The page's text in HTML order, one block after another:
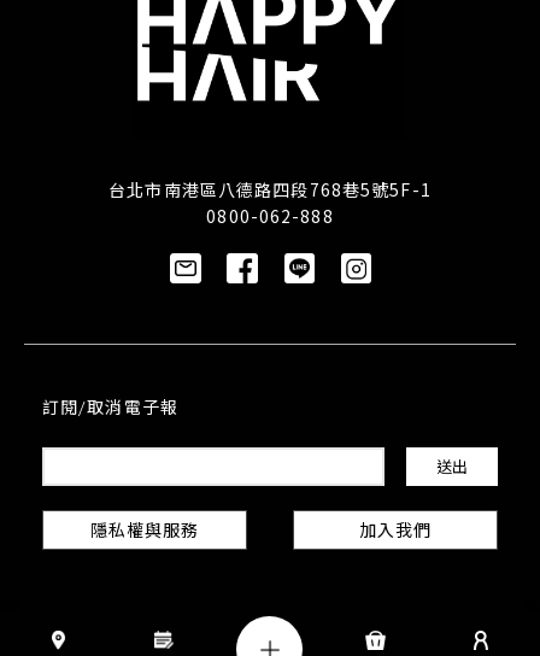
台北市南港區八德路四段768巷5號5F-1
0800-062-888
訂閱/取消電子報
隱私權與服務 加入我們